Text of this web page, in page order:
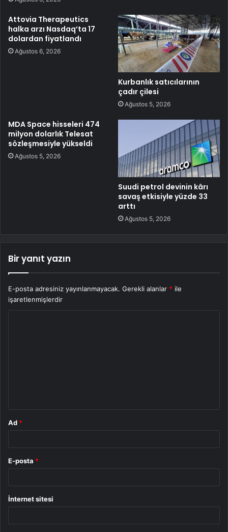
Attovia Therapeutics
halka arzı Nasdaq’ta 17
dolardan fiyatlandı
Ağustos 6, 2026
Kurbanlık satıcılarının
çadır çilesi
Ağustos 5, 2026
MDA Space hisseleri 474
milyon dolarlık Telesat
sözleşmesiyle yükseldi
Ağustos 5, 2026
Suudi petrol devinin kârı
savaş etkisiyle yüzde 33
arttı
Ağustos 5, 2026
Bir yanıt yazın
E-posta adresiniz yayınlanmayacak. Gerekli alanlar * ile
işaretlenmişlerdir
Ad *
E-posta *
İnternet sitesi